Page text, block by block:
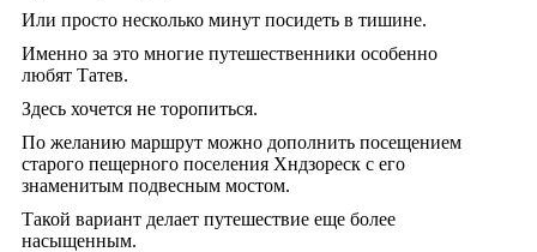
Или просто несколько минут посидеть в тишине.
Именно за это многие путешественники особенно
любят Татев.
Здесь хочется не торопиться.
По желанию маршрут можно дополнить посещением
старого пещерного поселения Хндзореск с его
знаменитым подвесным мостом.
Такой вариант делает путешествие еще более
насыщенным.